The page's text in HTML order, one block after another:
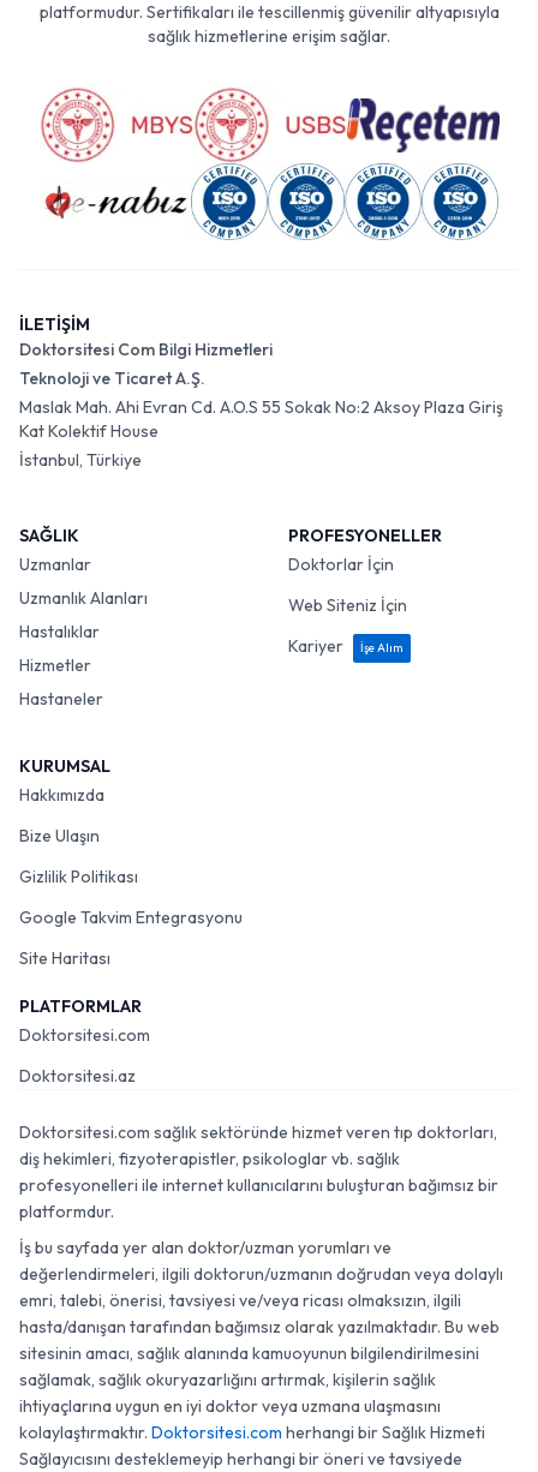
platformudur. Sertifikaları ile tescillenmiş güvenilir altyapısıyla
sağlık hizmetlerine erişim sağlar.
İLETİŞİM
Doktorsitesi Com Bilgi Hizmetleri
Teknoloji ve Ticaret A.Ş.
Maslak Mah. Ahi Evran Cd. A.O.S 55 Sokak No:2 Aksoy Plaza Giriş
Kat Kolektif House
İstanbul, Türkiye
SAĞLIK
Uzmanlar
Uzmanlık Alanları
Hastalıklar
Hizmetler
Hastaneler
PROFESYONELLER
Doktorlar İçin
Web Siteniz İçin
Kariyer
İşe Alım
KURUMSAL
Hakkımızda
Bize Ulaşın
Gizlilik Politikası
Google Takvim Entegrasyonu
Site Haritası
PLATFORMLAR
Doktorsitesi.com
Doktorsitesi.az
Doktorsitesi.com sağlık sektöründe hizmet veren tıp doktorları,
diş hekimleri, fizyoterapistler, psikologlar vb. sağlık
profesyonelleri ile internet kullanıcılarını buluşturan bağımsız bir
platformdur.
İş bu sayfada yer alan doktor/uzman yorumları ve
değerlendirmeleri, ilgili doktorun/uzmanın doğrudan veya dolaylı
emri, talebi, önerisi, tavsiyesi ve/veya ricası olmaksızın, ilgili
hasta/danışan tarafından bağımsız olarak yazılmaktadır. Bu web
sitesinin amacı, sağlık alanında kamuoyunun bilgilendirilmesini
sağlamak, sağlık okuryazarlığını artırmak, kişilerin sağlık
ihtiyaçlarına uygun en iyi doktor veya uzmana ulaşmasını
kolaylaştırmaktır. Doktorsitesi.com herhangi bir Sağlık Hizmeti
Sağlayıcısını desteklemeyip herhangi bir öneri ve tavsiyede